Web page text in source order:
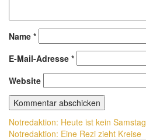
Name *
E-Mail-Adresse *
Website
Beitragsnavigation
Notredaktion: Heute ist kein Samstag
Notredaktion: Eine Rezi zieht Kreise